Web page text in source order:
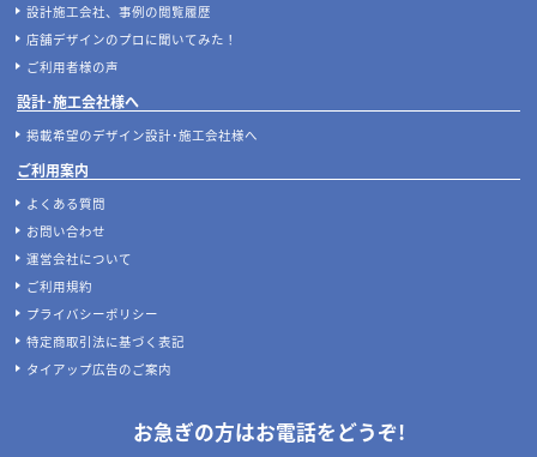
設計施工会社、事例の閲覧履歴
店舗デザインのプロに聞いてみた！
ご利用者様の声
設計･施工会社様へ
掲載希望のデザイン設計･施工会社様へ
ご利用案内
よくある質問
お問い合わせ
運営会社について
ご利用規約
プライバシーポリシー
特定商取引法に基づく表記
タイアップ広告のご案内
お急ぎの方はお電話をどうぞ!